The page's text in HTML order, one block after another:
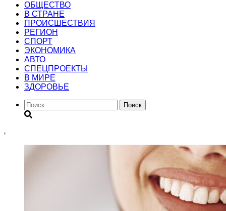
ОБЩЕСТВО
В СТРАНЕ
ПРОИСШЕСТВИЯ
РЕГИОН
CПОРТ
ЭКОНОМИКА
АВТО
СПЕЦПРОЕКТЫ
В МИРЕ
ЗДОРОВЬЕ
Поиск